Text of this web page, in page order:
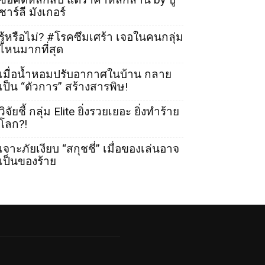
าร์ลี มังเกอร์
หรือไม่? #โรคซึมเศร้า เจอในคนกลุ่ม
หนมากที่สุด
มื่อน้ำหอมปรับอากาศในบ้าน กลาย
ป็น “ตัวการ” สร้างสารพิษ!
จัยชี้ กลุ่ม Elite ยิ่งรวยเยอะ ยิ่งทำร้าย
ลก?!
จาะภัยเงียบ “สกุชชี่” เมื่อของเล่นอาจ
ป็นของร้าย